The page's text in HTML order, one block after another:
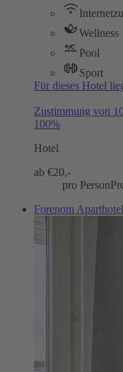
Wellness
Pool
Sport
Für dieses Hotel
Zustimmung von
100%
Hotel
ab €20,-
pro Person
Forenom